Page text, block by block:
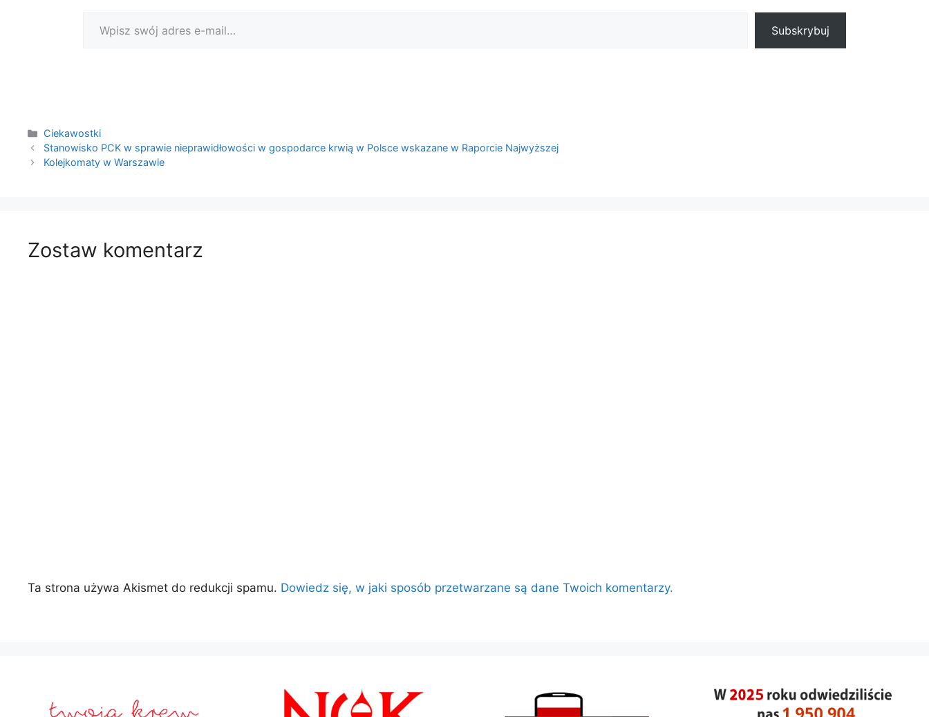
Subskrybuj
Kategorie
Ciekawostki
Stanowisko PCK w sprawie nieprawidłowości w gospodarce krwią w Polsce wskazane w Raporcie Najwyższej
Kolejkomaty w Warszawie
Zostaw komentarz
Ta strona używa Akismet do redukcji spamu. Dowiedz się, w jaki sposób przetwarzane są dane Twoich komentarzy.